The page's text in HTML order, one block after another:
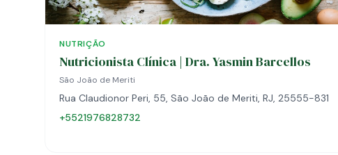
NUTRIÇÃO
Nutricionista Clínica | Dra. Yasmin Barcellos
São João de Meriti
Rua Claudionor Peri, 55, São João de Meriti, RJ, 25555-831
+5521976828732